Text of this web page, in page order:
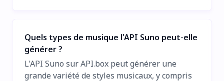
Quels types de musique l'API Suno peut-elle
générer ?
L'API Suno sur API.box peut générer une
grande variété de styles musicaux, y compris